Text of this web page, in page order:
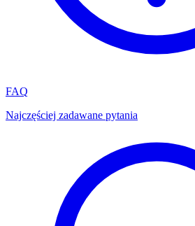
FAQ
Najczęściej zadawane pytania